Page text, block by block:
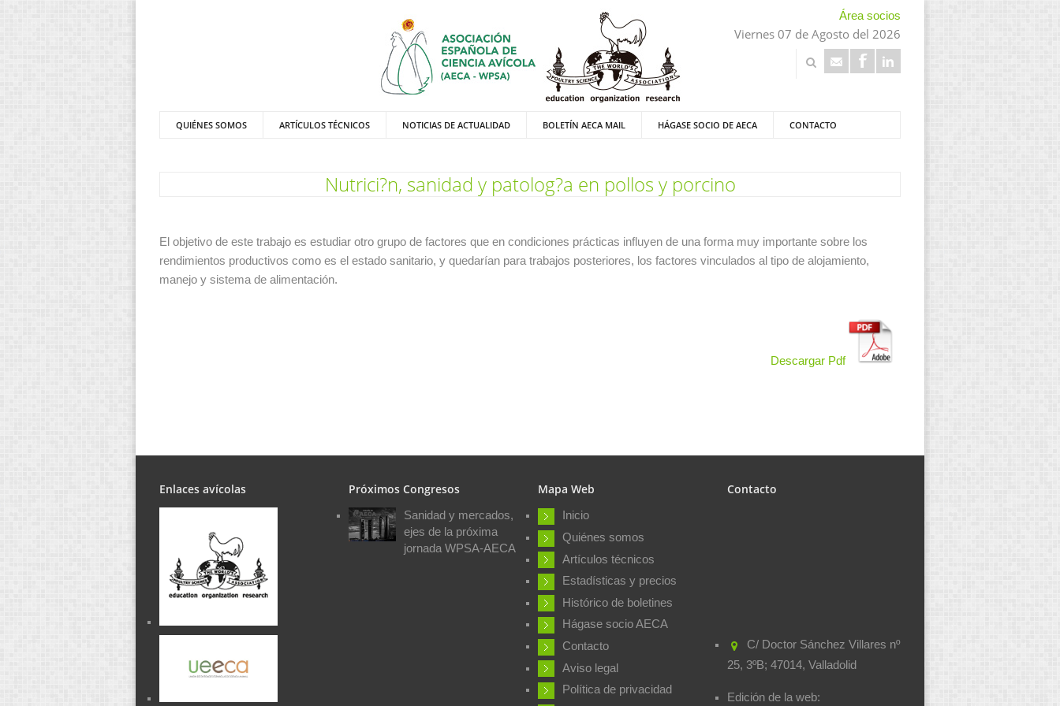
Área socios
Viernes 07 de Agosto del 2026
QUIÉNES SOMOS ARTÍCULOS TÉCNICOS NOTICIAS DE ACTUALIDAD BOLETÍN AECA MAIL HÁGASE SOCIO DE AECA CONTACTO
Nutrici?n, sanidad y patolog?a en pollos y porcino
El objetivo de este trabajo es estudiar otro grupo de factores que en condiciones prácticas influyen de una forma muy importante sobre los
rendimientos productivos como es el estado sanitario, y quedarían para trabajos posteriores, los factores vinculados al tipo de alojamiento,
manejo y sistema de alimentación.
Descargar Pdf
Enlaces avícolas Próximos Congresos
Sanidad y mercados,
ejes de la próxima
jornada WPSA-AECA
Mapa Web
Inicio
Quiénes somos
Artículos técnicos
Estadísticas y precios
Histórico de boletines
Hágase socio AECA
Contacto
Aviso legal
Política de privacidad
Contacto
C/ Doctor Sánchez Villares nº
25, 3ºB; 47014, Valladolid
Edición de la web: